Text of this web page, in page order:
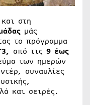
και στη
μάς
το πρόγραμμα
από τις 9 έως
των ημερών
συναυλίες
και σειρές.